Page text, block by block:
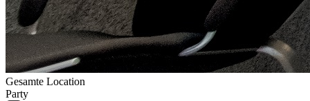
Gesamte Location
Party